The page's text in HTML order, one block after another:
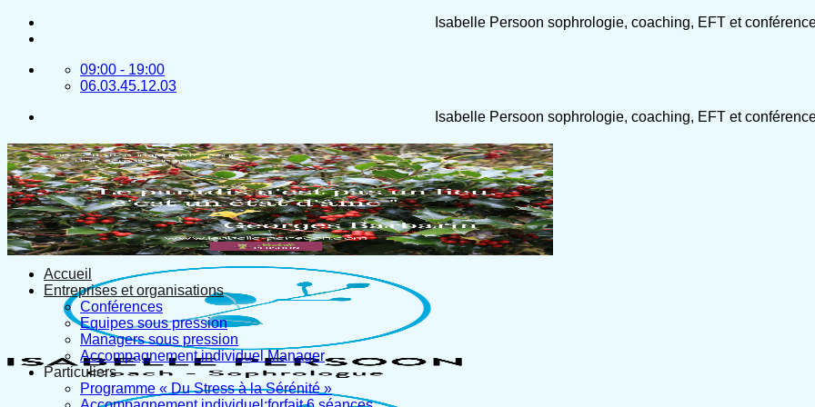
Passer
Isabelle Persoon sophrologie, coaching, EFT et
09:00 - 19:00
06.03.45.12.03
Isabelle Persoon sophrologie, coaching, EFT et
Accueil
Entreprises et organisations
Conférences
Equipes sous pression
Managers sous pression
Accompagnement individuel Manager
Particuliers
Programme « Du Stress à la Sérénité »